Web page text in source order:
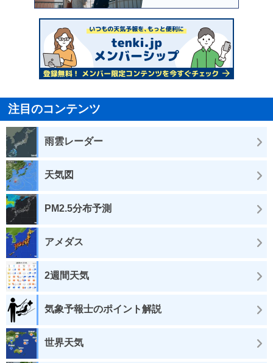
注目のコンテンツ
雨雲レーダー
天気図
PM2.5分布予測
アメダス
2週間天気
気象予報士のポイント解説
世界天気